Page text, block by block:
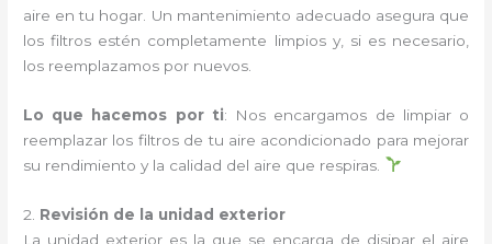
aire en tu hogar. Un mantenimiento adecuado asegura que
los filtros estén completamente limpios y, si es necesario,
los reemplazamos por nuevos.
Lo que hacemos por ti: Nos encargamos de limpiar o
reemplazar los filtros de tu aire acondicionado para mejorar
su rendimiento y la calidad del aire que respiras.
2. Revisión de la unidad exterior
La unidad exterior es la que se encarga de disipar el aire